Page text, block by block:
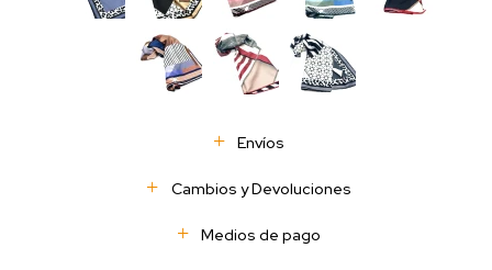
Envíos
Cambios y Devoluciones
Medios de pago